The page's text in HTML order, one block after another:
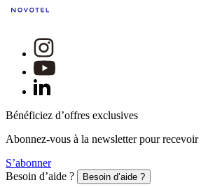
Bénéficiez d’offres exclusives
Abonnez-vous à la newsletter pour recevoir
S’abonner
Besoin d’aide ?
Besoin d’aide ?